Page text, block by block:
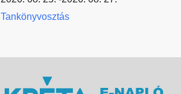
Tankönyvosztás